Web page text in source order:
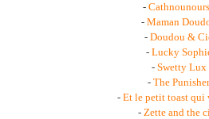
-
- Maman
- Doudou &
- Lucky
- Swetty Lux
- The Punisher
- Et le petit toast qui
- Zette and the